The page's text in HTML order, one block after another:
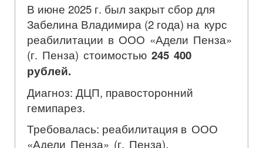
В июне 2025 г. был закрыт сбор для
Забелина Владимира (2 года) на курс
реабилитации в ООО «Адели Пенза»
(г. Пенза) стоимостью 245 400
рублей.
Диагноз: ДЦП, правосторонний
гемипарез.
Требовалась: реабилитация в ООО
«Адели Пенза» (г. Пенза).